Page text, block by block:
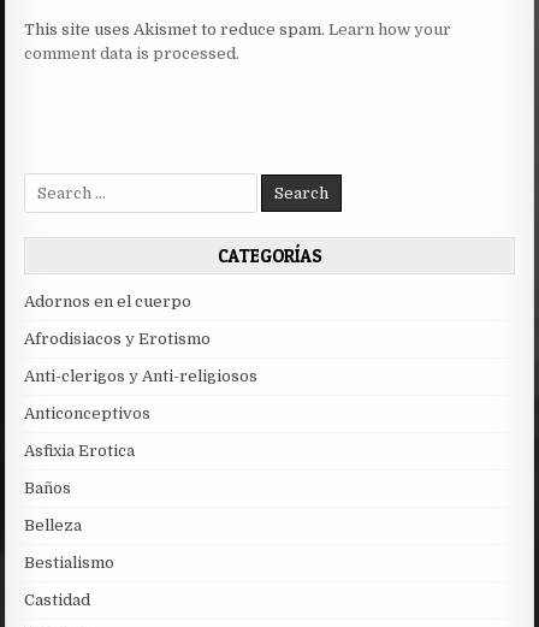
This site uses Akismet to reduce spam.Learn how your
comment data is processed.
Search
for:
CATEGORÍAS
Adornos en el cuerpo
Afrodisiacos y Erotismo
Anti-clerigos y Anti-religiosos
Anticonceptivos
Asfixia Erotica
Baños
Belleza
Bestialismo
Castidad